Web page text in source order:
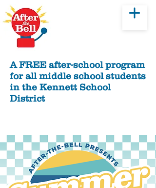
A FREE after-school program
for all middle school students
in the Kennett School
District